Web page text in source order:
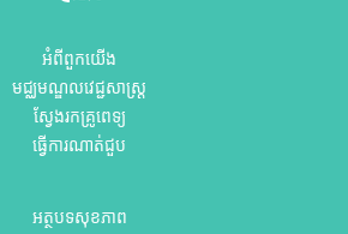
អំពីពួកយើង
មជ្ឈមណ្ឌលវេជ្ជសាស្ត្រ
ស្វែងរកគ្រូពេទ្យ
ធ្វើការណាត់ជួប
អត្ថបទសុខភាព